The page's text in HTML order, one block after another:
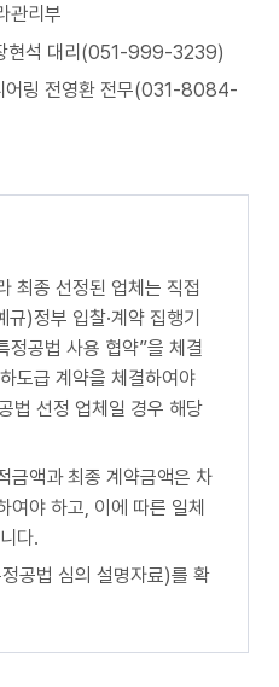
관리부
현석 대리(051-999-3239)
어링 전영환 전무(031-8084-
최종 선정된 업체는 직접
규)정부 입찰·계약 집행기
정공법 사용 협약”을 체결
도급 계약을 체결하여야
법 선정 업체일 경우 해당
금액과 최종 계약금액은 차
여야 하고, 이에 따른 일체
다.
공법 심의 설명자료)를 확